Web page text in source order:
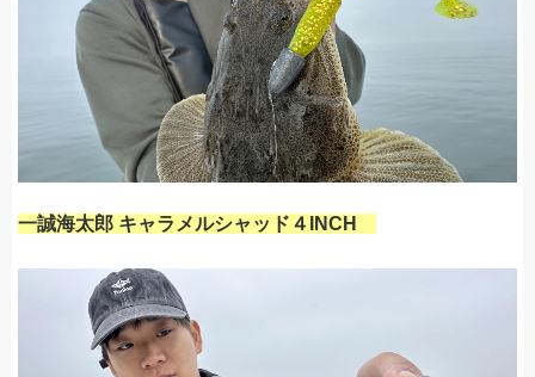
一誠海太郎 キャラメルシャッド４INCH